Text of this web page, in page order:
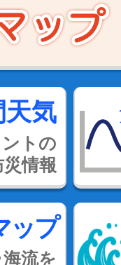
天気
トの
情報
ップ
流を